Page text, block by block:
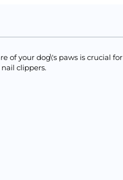
of your dog\'s paws is crucial
clippers.